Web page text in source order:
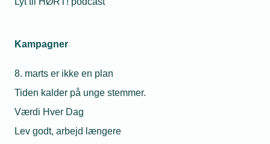
Kampagner
8. marts er ikke en plan
Tiden kalder på unge stemmer.
Værdi Hver Dag
Lev godt, arbejd længere